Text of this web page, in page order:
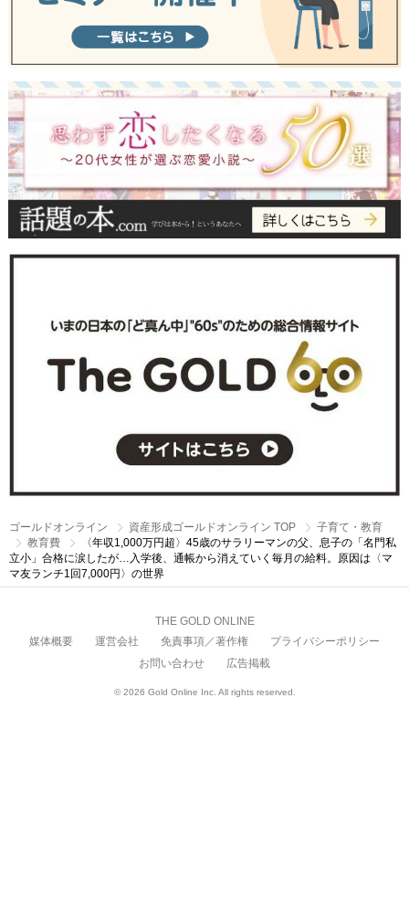
ゴールドオンライン 資産形成ゴールドオンライン TOP
子育て・教育
教育費
〈年収1,000万円超〉45歳のサラリーマンの父、息子の「名門私
立小」合格に涙したが…入学後、通帳から消えていく毎月の給料。原因は〈マ
マ友ランチ1回7,000円〉の世界
THE GOLD ONLINE
媒体概要
運営会社 免責事項／著作権
プライバシーポリシー
お問い合わせ
広告掲載
© 2026 Gold Online Inc. All rights reserved.